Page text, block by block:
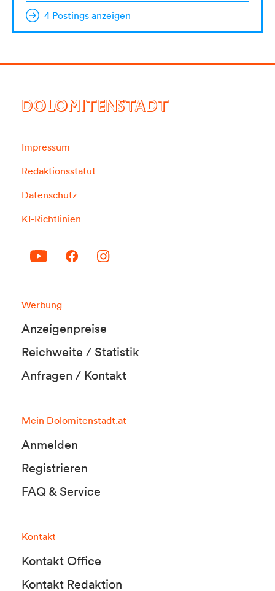
4 Postings anzeigen
DOLOMITENSTADT
Impressum
Redaktionsstatut
Datenschutz
KI-Richtlinien
Werbung
Anzeigenpreise
Reichweite / Statistik
Anfragen / Kontakt
Mein Dolomitenstadt.at
Anmelden
Registrieren
FAQ & Service
Kontakt
Kontakt Office
Kontakt Redaktion